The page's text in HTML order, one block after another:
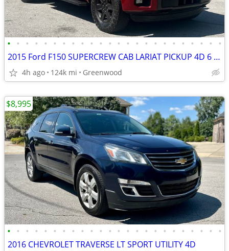
• • • • • • • • • • • • • • • • • • • • • • • •
2015 Ford F150 SUPERCREW CAB LARIAT PICKUP 4D 6 1/2 FT
4h ago 124k mi Greenwood
• • • • • • • • • • • • • • • • • • • • • • • •
2016 CHEVROLET TRAVERSE LT SPORT UTILITY 4D
$8,995